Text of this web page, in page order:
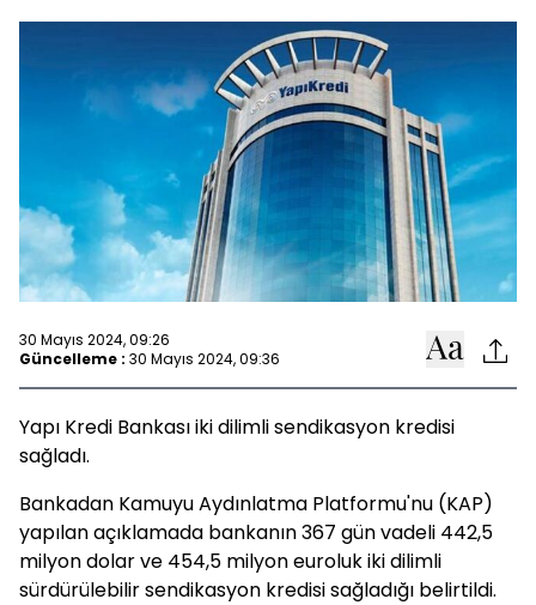
30 Mayıs 2024, 09:26
Güncelleme : 30 Mayıs 2024, 09:36
Yapı Kredi Bankası iki dilimli sendikasyon kredisi
sağladı.
Bankadan Kamuyu Aydınlatma Platformu'nu (KAP)
yapılan açıklamada bankanın 367 gün vadeli 442,5
milyon dolar ve 454,5 milyon euroluk iki dilimli
sürdürülebilir sendikasyon kredisi sağladığı belirtildi.